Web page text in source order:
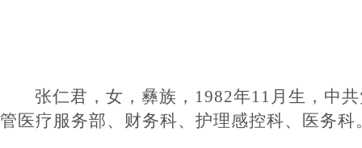
张仁君，女，彝族， 1982年11月生，中
管 医疗服务部、 财务科、 护理感控科、医务科